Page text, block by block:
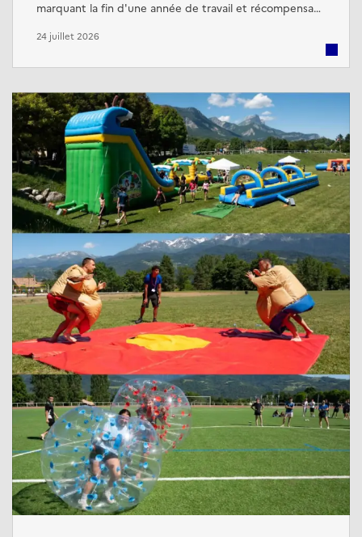
marquant la fin d'une année de travail et récompensant
leurs résultats et leur esprit de camaraderie. Cette
entreprises.
24 juillet 2026